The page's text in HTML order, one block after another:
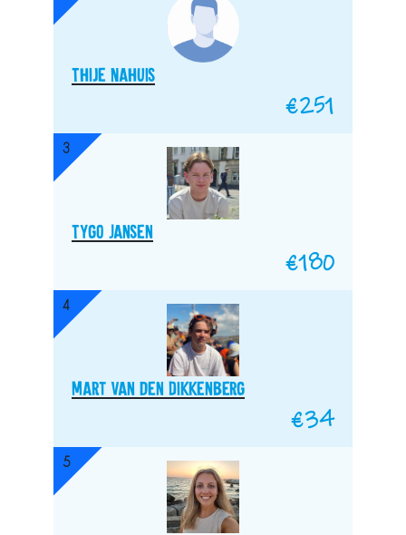
Thije Nahuis
€251
3
Tygo Jansen
€180
4
Mart van den Dikkenberg
€34
5